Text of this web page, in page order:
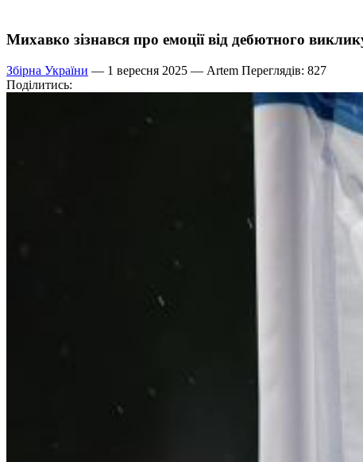
Михавко зізнався про емоції від дебютного
Збірна України — 1 вересня 2025 — Artem Переглядів: 827
Поділитись: